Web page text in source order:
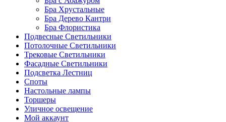
Бра Хрустальные
Бра Дерево Кантри
Бра Флористика
Подвесные Светильники
Потолочные Светильники
Трековые Светильники
Фасадные Светильники
Подсветка Лестниц
Споты
Настольные лампы
Торшеры
Уличное освещение
Мой аккаунт